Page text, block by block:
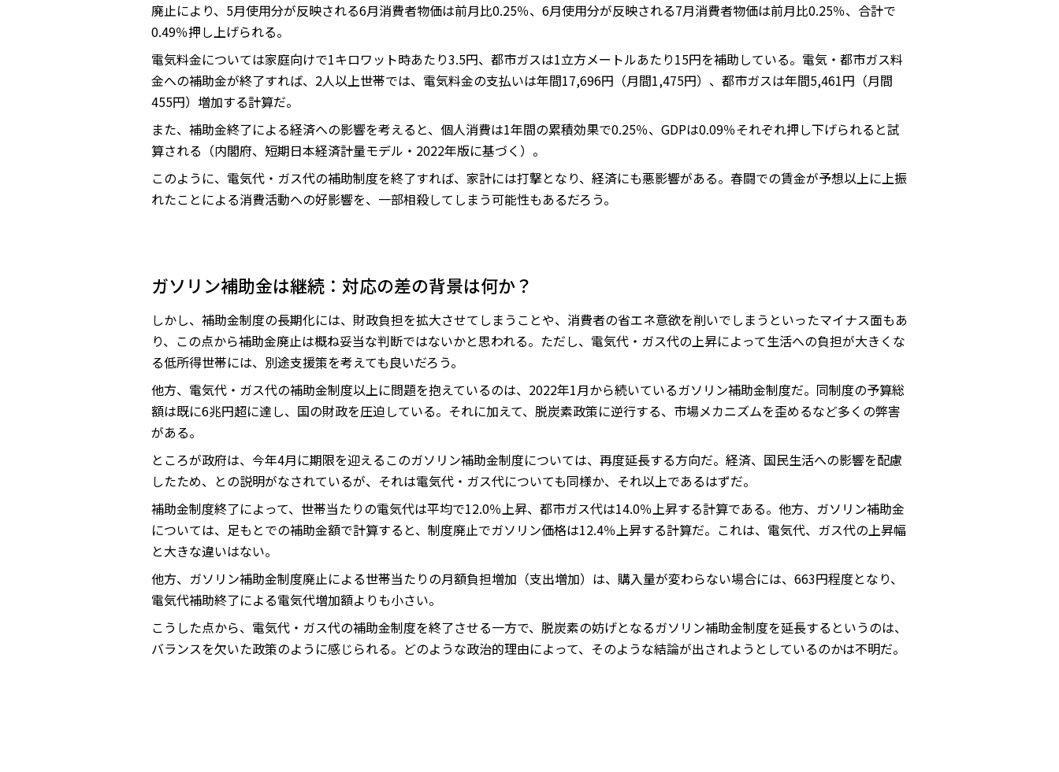
廃止により、5月使用分が反映される6月消費者物価は前月比0.25％、6月使用分が反映される7月消費者物価は前月比0.25％、合計で
0.49％押し上げられる。
電気料金については家庭向けで1キロワット時あたり3.5円、都市ガスは1立方メートルあたり15円を補助している。電気・都市ガス料
金への補助金が終了すれば、2人以上世帯では、電気料金の支払いは年間17,696円（月間1,475円）、都市ガスは年間5,461円（月間
455円）増加する計算だ。
また、補助金終了による経済への影響を考えると、個人消費は1年間の累積効果で0.25％、GDPは0.09％それぞれ押し下げられると試
算される（内閣府、短期日本経済計量モデル・2022年版に基づく）。
このように、電気代・ガス代の補助制度を終了すれば、家計には打撃となり、経済にも悪影響がある。春闘での賃金が予想以上に上振
れたことによる消費活動への好影響を、一部相殺してしまう可能性もあるだろう。
ガソリン補助金は継続：対応の差の背景は何か？
しかし、補助金制度の長期化には、財政負担を拡大させてしまうことや、消費者の省エネ意欲を削いでしまうといったマイナス面もあ
り、この点から補助金廃止は概ね妥当な判断ではないかと思われる。ただし、電気代・ガス代の上昇によって生活への負担が大きくな
る低所得世帯には、別途支援策を考えても良いだろう。
他方、電気代・ガス代の補助金制度以上に問題を抱えているのは、2022年1月から続いているガソリン補助金制度だ。同制度の予算総
額は既に6兆円超に達し、国の財政を圧迫している。それに加えて、脱炭素政策に逆行する、市場メカニズムを歪めるなど多くの弊害
がある。
ところが政府は、今年4月に期限を迎えるこのガソリン補助金制度については、再度延長する方向だ。経済、国民生活への影響を配慮
したため、との説明がなされているが、それは電気代・ガス代についても同様か、それ以上であるはずだ。
補助金制度終了によって、世帯当たりの電気代は平均で12.0％上昇、都市ガス代は14.0％上昇する計算である。他方、ガソリン補助金
については、足もとでの補助金額で計算すると、制度廃止でガソリン価格は12.4％上昇する計算だ。これは、電気代、ガス代の上昇幅
と大きな違いはない。
他方、ガソリン補助金制度廃止による世帯当たりの月額負担増加（支出増加）は、購入量が変わらない場合には、663円程度となり、
電気代補助終了による電気代増加額よりも小さい。
こうした点から、電気代・ガス代の補助金制度を終了させる一方で、脱炭素の妨げとなるガソリン補助金制度を延長するというのは、
バランスを欠いた政策のように感じられる。どのような政治的理由によって、そのような結論が出されようとしているのかは不明だ。